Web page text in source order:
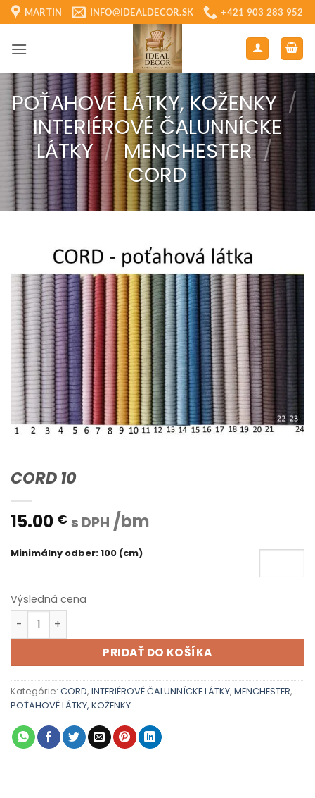
Skip
to
content
MARTIN INFO@IDEALDECOR.SK +421 903 283 952
POŤAHOVÉ LÁTKY, KOŽENKY /
INTERIÉROVÉ ČALUNNÍCKE
LÁTKY / MENCHESTER /
CORD
CORD 10
15.00 € s DPH /bm
Minimálny odber: 100 (cm)
Výsledná cena
množstvo CORD 10
PRIDAŤ DO KOŠÍKA
Kategórie: CORD, INTERIÉROVÉ ČALUNNÍCKE LÁTKY, MENCHESTER,
POŤAHOVÉ LÁTKY, KOŽENKY